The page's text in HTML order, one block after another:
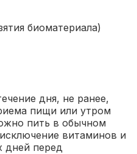
биоматериала)
дня, не ранее,
пищи или утром
пить в обычном
витаминов и
дней перед